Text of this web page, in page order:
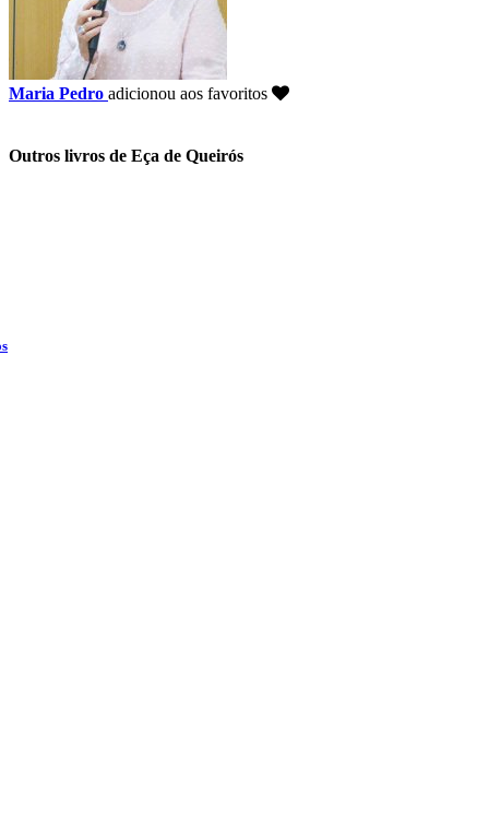
Maria Pedro adicionou aos favoritos
Outros livros de Eça de Queirós